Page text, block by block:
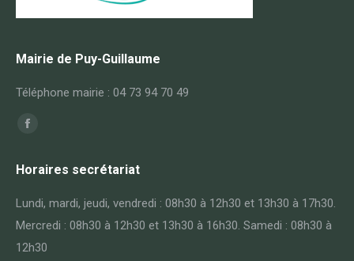
Mairie de Puy-Guillaume
Téléphone mairie : 04 73 94 70 49
Trouvez nous sur :
Facebook
opens
Horaires secrétariat
Lundi, mardi, jeudi, vendredi : 08h30 à 12h30 et 13h30 à 17h30.
Mercredi : 08h30 à 12h30 et 13h30 à 16h30. Samedi : 08h30 à
12h30